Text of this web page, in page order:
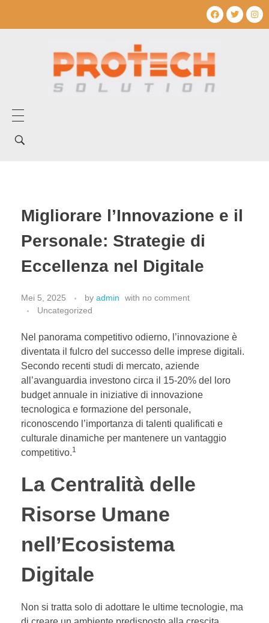
Home
Produk Kami
Mechanical Electrical
Produk Mechanical electrical
Umum
Kesehatan
Komputer & Laptop
Office & Stationery
Voice Recorder
Work Services
Migliorare l’Innovazione e il
Personale: Strategie di
Eccellenza nel Digitale
Mei 5, 2025 by admin with no comment
Uncategorized
Nel panorama competitivo odierno, l’innovazione è
diventata il fulcro del successo delle imprese digitali.
Secondo recenti studi di mercato, aziende
all’avanguardia investono circa il 15-20% del loro
budget annuale in iniziative di innovazione
tecnologica e formazione del personale,
riconoscendo l’importanza di talenti qualificati e
culturale dinamiche per mantenere un vantaggio
competitivo.1
La Centralità delle
Risorse Umane
nell’Ecosistema
Digitale
Non si tratta solo di adottare le ultime tecnologie, ma